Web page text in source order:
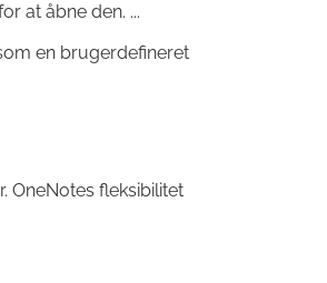
at åbne den. ...
en brugerdefineret
OneNotes fleksibilitet